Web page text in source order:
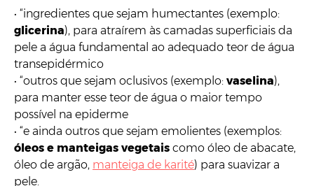
• “ingredientes que sejam humectantes (exemplo:
glicerina), para atraírem às camadas superficiais da
pele a água fundamental ao adequado teor de água
transepidérmico
• “outros que sejam oclusivos (exemplo: vaselina),
para manter esse teor de água o maior tempo
possível na epiderme
• “e ainda outros que sejam emolientes (exemplos:
óleos e manteigas vegetais como óleo de abacate,
óleo de argão, manteiga de karité) para suavizar a
pele.